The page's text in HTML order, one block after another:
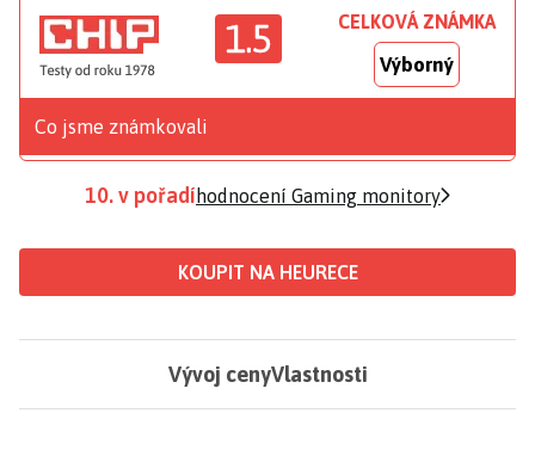
1.5 CELKOVÁ ZNÁMKA
Výborný
Co jsme známkovali
10. v pořadí hodnocení Gaming monitory
KOUPIT NA HEURECE
Vývoj cenyVlastnosti